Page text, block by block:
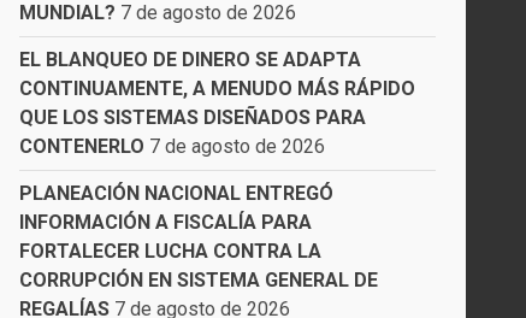
MUNDIAL? 7 de agosto de 2026
EL BLANQUEO DE DINERO SE ADAPTA
CONTINUAMENTE, A MENUDO MÁS RÁPIDO
QUE LOS SISTEMAS DISEÑADOS PARA
CONTENERLO 7 de agosto de 2026
PLANEACIÓN NACIONAL ENTREGÓ
INFORMACIÓN A FISCALÍA PARA
FORTALECER LUCHA CONTRA LA
CORRUPCIÓN EN SISTEMA GENERAL DE
REGALÍAS 7 de agosto de 2026